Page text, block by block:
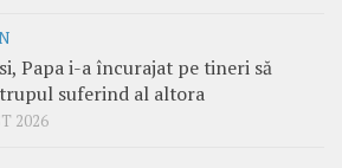
Papa i-a încurajat pe tineri să
suferind al altora
2026